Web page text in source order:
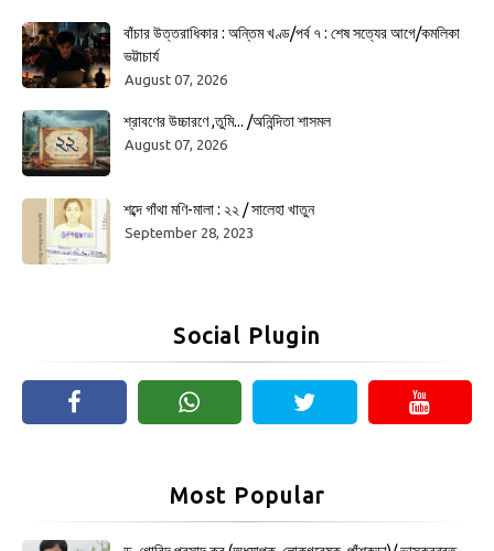
বাঁচার উত্তরাধিকার : অন্তিম খণ্ড/পর্ব ৭ : শেষ সত্যের আগে/কমলিকা
ভট্টাচার্য
August 07, 2026
শ্রাবণের উচ্চারণে ,তুমি... /অনিন্দিতা শাসমল
August 07, 2026
শব্দে গাঁথা মণি-মালা : ২২ / সালেহা খাতুন
September 28, 2023
Social Plugin
Most Popular